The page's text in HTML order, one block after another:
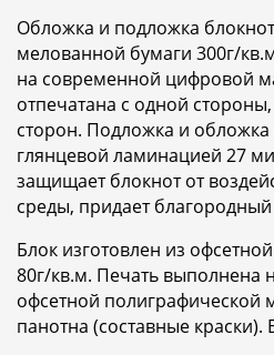
Обложка и подложка
мелованной бумаги 300г/
на современной цифровой
отпечатана с одной
сторон. Подложка и обложка
глянцевой ламинацией 27
защищает блокнот от
среды, придает благородный
Блок изготовлен из
80г/кв.м. Печать выполнена
офсетной полиграфической
панотна (составные краски).